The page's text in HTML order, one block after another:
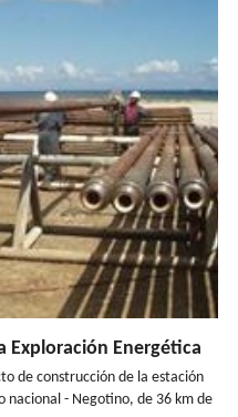
Exploración Energética
de construcción de la estación
nacional - Negotino, de 36 km de